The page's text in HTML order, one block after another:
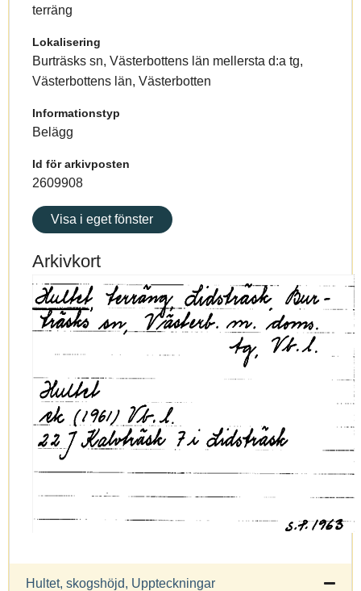
terräng
Lokalisering
Burträsks sn, Västerbottens län mellersta d:a tg,
Västerbottens län, Västerbotten
Informationstyp
Belägg
Id för arkivposten
2609908
Visa i eget fönster
Arkivkort
Hultet, skogshöjd, Uppteckningar